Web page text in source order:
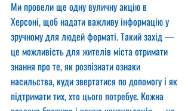
Ми провели ще одну вуличну акцію в
Херсоні, щоб надати важливу інформацію у
зручному для людей форматі. Такий захід —
це можливість для жителів міста отримати
знання про те, як розпізнати ознаки
насильства, куди звертатися по допомогу і як
підтримати тих, хто цього потребує. Кожна